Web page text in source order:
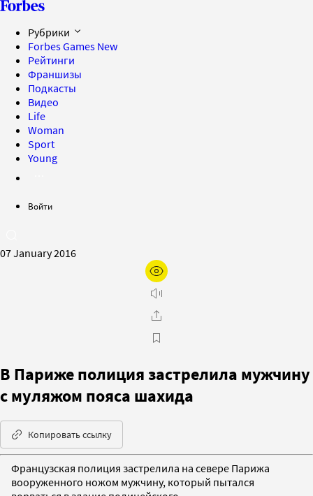
Рубрики
Forbes Games New
Рейтинги
Франшизы
Подкасты
Видео
Life
Woman
Sport
Young
Войти
07 January 2016
В Париже полиция застрелила мужчину
с муляжом пояса шахида
Копировать ссылку
Французская полиция застрелила на севере Парижа
вооруженного ножом мужчину, который пытался